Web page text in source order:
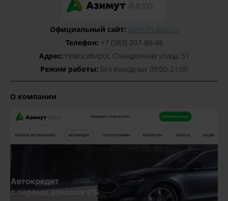
Официальный сайт: azimuth-auto.ru
Телефон: +7 (383) 207-80-48
Адрес: Новосибирск, Станционная улица, 51
Режим работы: Без выходных 09:00-21:00
О компании